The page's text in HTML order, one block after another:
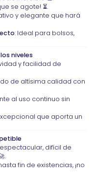
se agote! ⏳.
y elegante que hará
: Ideal para bolsos,
niveles
y facilidad de
de altísima calidad con
al uso continuo sin
que aporta un
difícil de
fin de existencias, ¡no